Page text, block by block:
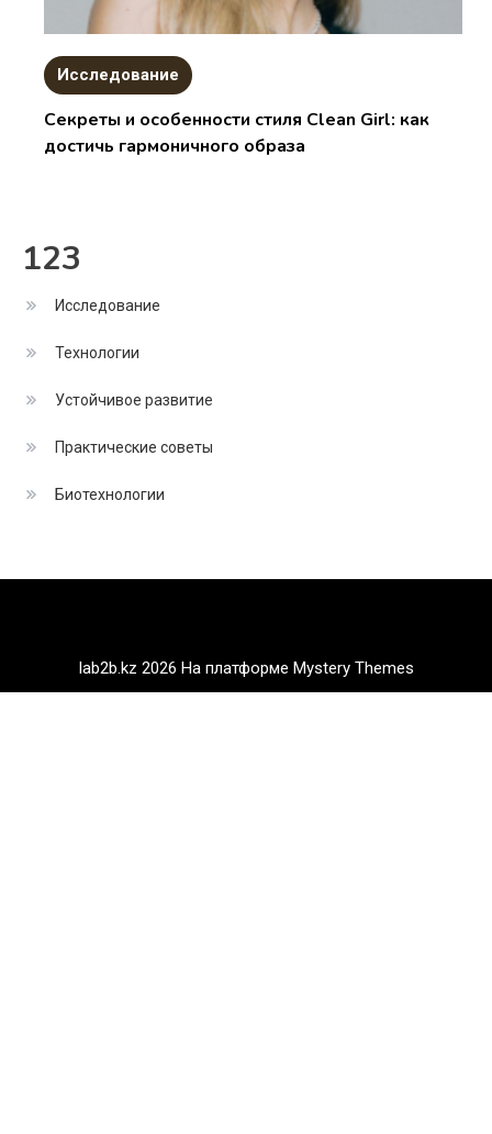
Исследование
Секреты и особенности стиля Clean Girl: как
достичь гармоничного образа
123
Исследование
Технологии
Устойчивое развитие
Практические советы
Биотехнологии
lab2b.kz 2026 На платформе Mystery Themes